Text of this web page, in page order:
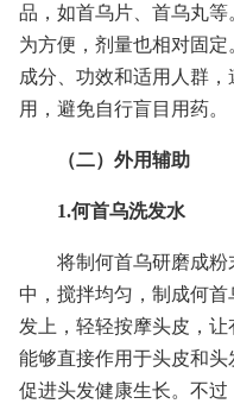
品，如首乌片、首乌丸
为方便，剂量也相对固
成分、功效和适用人群
用，避免自行盲目用药。
（二）外用辅助
1.何首乌洗发水
将制何首乌研磨成
中，搅拌均匀，制成何
发上，轻轻按摩头皮，
能够直接作用于头皮和头
促进头发健康生长。不